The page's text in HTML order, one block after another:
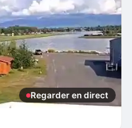
Regarder en direct